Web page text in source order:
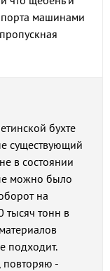
порта машинами
бухте
существующий
в состоянии
можно было
на
тысяч тонн в
подходит.
повторяю -